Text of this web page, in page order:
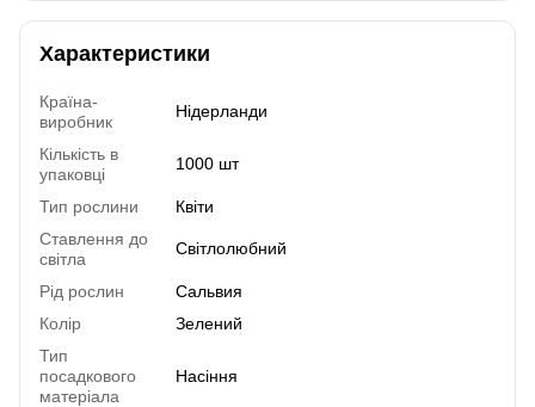
Характеристики
Країна-
виробник
Нідерланди
Кількість в
упаковці
1000 шт
Тип рослини
Квіти
Ставлення до
світла
Світлолюбний
Рід рослин
Сальвия
Колір
Зелений
Тип
посадкового
матеріала
Насіння